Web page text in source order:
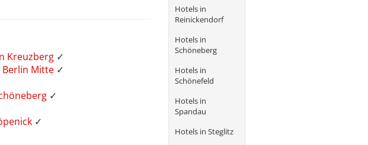
Kreuzberg ✓
Berlin Mitte ✓
✓
✓
Hotels in
Reinickendorf
Hotels in
Schöneberg
Hotels in
Schönefeld
Hotels in
Spandau
Hotels in Steglitz